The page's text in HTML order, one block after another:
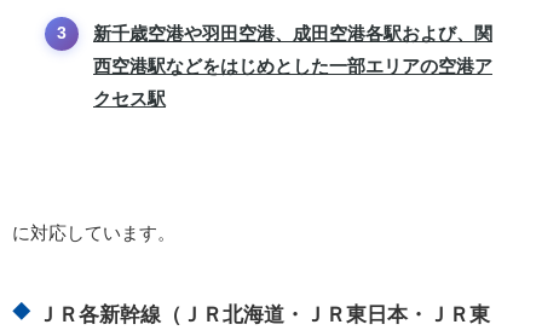
新千歳空港や羽田空港、成田空港各駅および、関
西空港駅などをはじめとした一部エリアの空港ア
クセス駅
に対応しています。
ＪＲ各新幹線（ＪＲ北海道・ＪＲ東日本・ＪＲ東